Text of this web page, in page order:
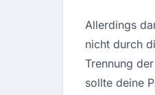
Allerdings
nicht durch
Trennung
sollte deine